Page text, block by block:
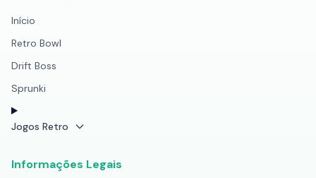
Início
Retro Bowl
Drift Boss
Sprunki
Jogos Retro
Informações Legais